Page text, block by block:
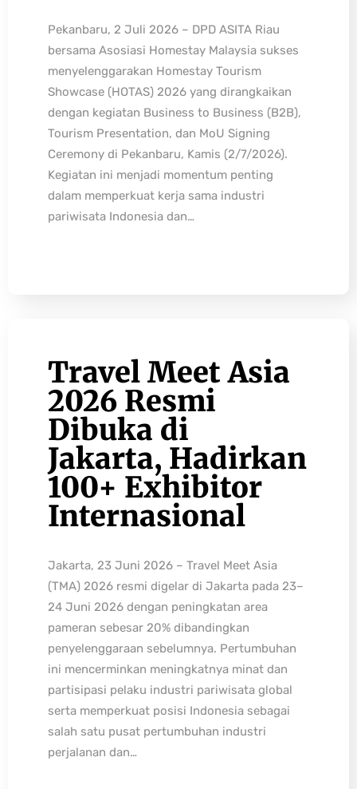
Pekanbaru, 2 Juli 2026 – DPD ASITA Riau
bersama Asosiasi Homestay Malaysia sukses
menyelenggarakan Homestay Tourism
Showcase (HOTAS) 2026 yang dirangkaikan
dengan kegiatan Business to Business (B2B),
Tourism Presentation, dan MoU Signing
Ceremony di Pekanbaru, Kamis (2/7/2026).
Kegiatan ini menjadi momentum penting
dalam memperkuat kerja sama industri
pariwisata Indonesia dan…
Travel Meet Asia
2026 Resmi
Dibuka di
Jakarta, Hadirkan
100+ Exhibitor
Internasional
Jakarta, 23 Juni 2026 – Travel Meet Asia
(TMA) 2026 resmi digelar di Jakarta pada 23–
24 Juni 2026 dengan peningkatan area
pameran sebesar 20% dibandingkan
penyelenggaraan sebelumnya. Pertumbuhan
ini mencerminkan meningkatnya minat dan
partisipasi pelaku industri pariwisata global
serta memperkuat posisi Indonesia sebagai
salah satu pusat pertumbuhan industri
perjalanan dan…